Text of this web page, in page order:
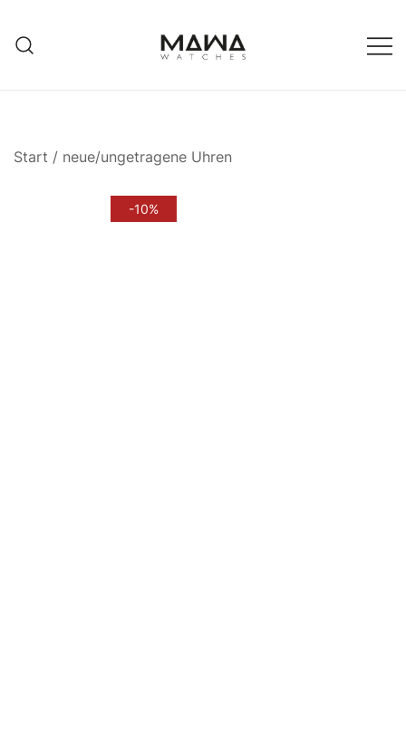
Inhalt
springen
Start / neue/ungetragene Uhren
-10%